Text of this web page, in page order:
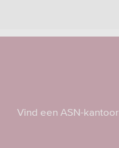
Vind een ASN-kantoor